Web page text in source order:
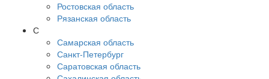
Ростовская область
Рязанская область
С
Самарская область
Санкт-Петербург
Саратовская область